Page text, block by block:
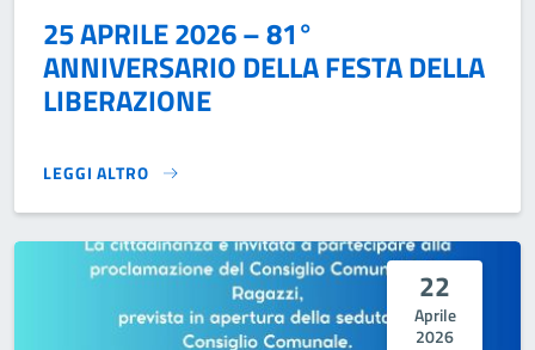
25 APRILE 2026 – 81°
ANNIVERSARIO DELLA FESTA DELLA
LIBERAZIONE
LEGGI ALTRO
25 APRILE 2026 – 81° ANNIVERSARIO DELLA FESTA DELLA
22
Aprile
2026